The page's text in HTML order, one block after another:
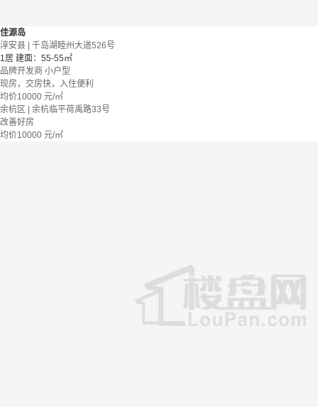
佳源岛
淳安县 | 千岛湖睦州大道526号
1居 建面：55-55㎡
品牌开发商 小户型
现房，交房快，入住便利
均价10000 元/㎡
余杭区 | 余杭临平荷禹路33号
改善好房
均价10000 元/㎡